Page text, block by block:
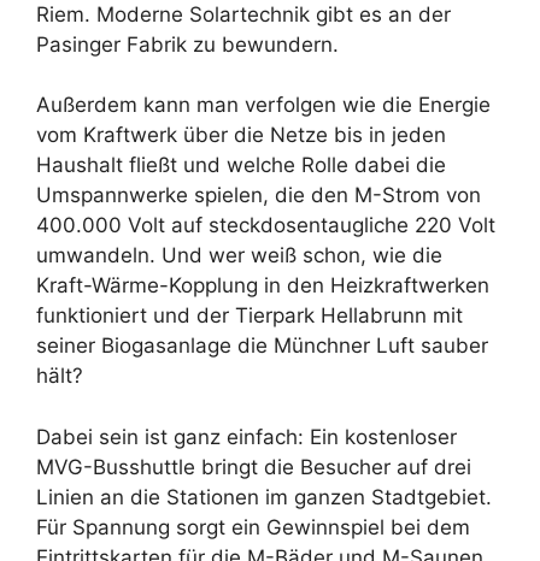
Riem. Moderne Solartechnik gibt es an der
Pasinger Fabrik zu bewundern.
Außerdem kann man verfolgen wie die Energie
vom Kraftwerk über die Netze bis in jeden
Haushalt fließt und welche Rolle dabei die
Umspannwerke spielen, die den M-Strom von
400.000 Volt auf steckdosentaugliche 220 Volt
umwandeln. Und wer weiß schon, wie die
Kraft-Wärme-Kopplung in den Heizkraftwerken
funktioniert und der Tierpark Hellabrunn mit
seiner Biogasanlage die Münchner Luft sauber
hält?
Dabei sein ist ganz einfach: Ein kostenloser
MVG-Busshuttle bringt die Besucher auf drei
Linien an die Stationen im ganzen Stadtgebiet.
Für Spannung sorgt ein Gewinnspiel bei dem